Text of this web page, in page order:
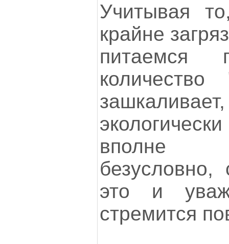
Учитывая
крайне
питаемся
вполне
безусловно,
это и
стремится